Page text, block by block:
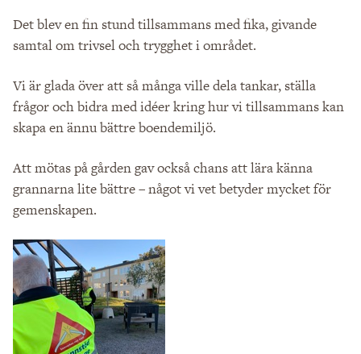
Det blev en fin stund tillsammans med fika, givande
samtal om trivsel och trygghet i området.
Vi är glada över att så många ville dela tankar, ställa
frågor och bidra med idéer kring hur vi tillsammans kan
skapa en ännu bättre boendemiljö.
Att mötas på gården gav också chans att lära känna
grannarna lite bättre – något vi vet betyder mycket för
gemenskapen.